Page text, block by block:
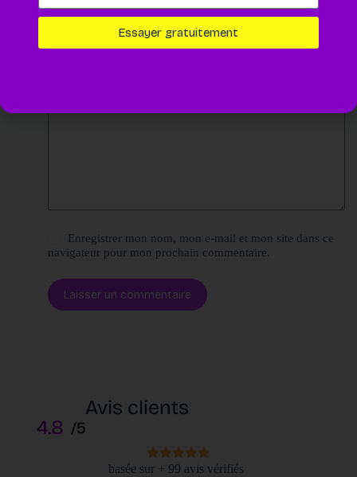
Enregistrer mon nom, mon e-mail et mon site dans ce
navigateur pour mon prochain commentaire.
Laisser un commentaire
Avis clients
4.8 /5
basée sur + 99 avis vérifiés
Essayer gratuitement